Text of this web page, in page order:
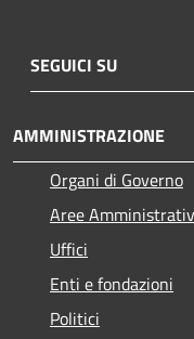
SEGUICI SU
AMMINISTRAZIONE
Organi di Governo
Aree
Uffici
Enti e fondazioni
Politici